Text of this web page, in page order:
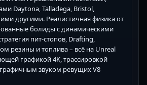
Daytona, Talladega, Bristol,
другими. Реалистичная физика от
болиды с динамическими
пит-стопов, Drafting,
резины и топлива – всё на Unreal
графикой 4K, трассировкой
звуком ревущих V8